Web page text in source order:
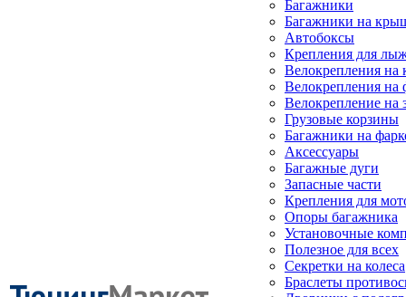
Багажники
Багажники на
Автобоксы
Крепления для
Велокрепления
Велокрепления на
Велокрепление на
Грузовые корзины
Багажники на
Аксессуары
Багажные дуги
Запасные части
Крепления для
Опоры багажника
Установочные
Полезное для всех
Секретки на колеса
Браслеты